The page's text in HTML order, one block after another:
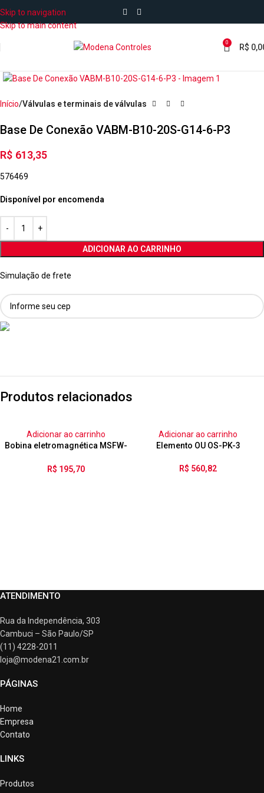
Skip to navigation
Skip to main content
0 R$
Início Válvulas e terminais de válvulas
Base De Conexão VABM-B10-20S-G14-6-P3
R$ 613,35
576469
Disponível por encomenda
ADICIONAR AO CARRINHO
Simulação de frete
Produtos relacionados
Adicionar ao carrinho
Bobina eletromagnética MSFW-
R$ 195,70
Adicionar ao carrinho
Elemento OU OS-PK-3
R$ 560,82
ATENDIMENTO
Rua da Independência, 303
Cambuci – São Paulo/SP
(11) 4228-2011
loja@modena21.com.br
PÁGINAS
Home
Empresa
Contato
LINKS
Produtos